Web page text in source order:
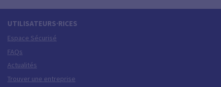
UTILISATEURS·RICES
Espace Sécurisé
FAQs
Actualités
Trouver une entreprise